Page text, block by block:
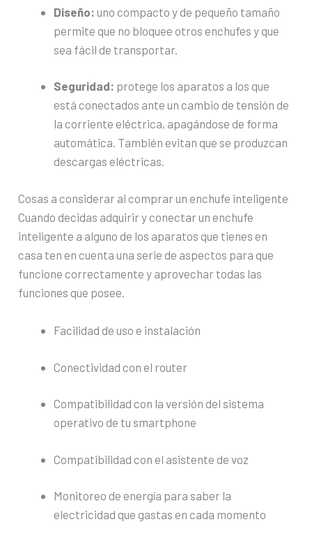
Diseño: uno compacto y de pequeño tamaño
permite que no bloquee otros enchufes y que
sea fácil de transportar.
Seguridad: protege los aparatos a los que
está conectados ante un cambio de tensión de
la corriente eléctrica, apagándose de forma
automática. También evitan que se produzcan
descargas eléctricas.
Cosas a considerar al comprar un enchufe inteligente
Cuando decidas adquirir y conectar un enchufe
inteligente a alguno de los aparatos que tienes en
casa ten en cuenta una serie de aspectos para que
funcione correctamente y aprovechar todas las
funciones que posee.
Facilidad de uso e instalación
Conectividad con el router
Compatibilidad con la versión del sistema
operativo de tu smartphone
Compatibilidad con el asistente de voz
Monitoreo de energía para saber la
electricidad que gastas en cada momento